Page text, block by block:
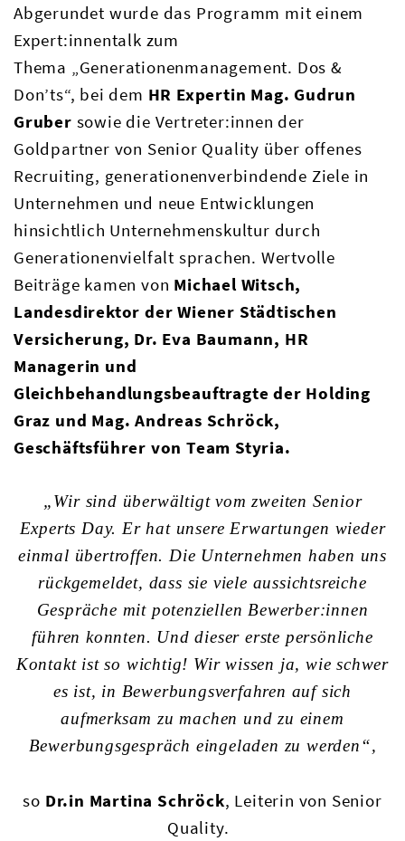
Abgerundet wurde das Programm mit einem
Expert:innentalk zum
Thema „Generationenmanagement. Dos &
Don’ts“, bei dem HR Expertin Mag. Gudrun
Gruber sowie die Vertreter:innen der
Goldpartner von Senior Quality über offenes
Recruiting, generationenverbindende Ziele in
Unternehmen und neue Entwicklungen
hinsichtlich Unternehmenskultur durch
Generationenvielfalt sprachen. Wertvolle
Beiträge kamen von Michael Witsch,
Landesdirektor der Wiener Städtischen
Versicherung, Dr. Eva Baumann, HR
Managerin und
Gleichbehandlungsbeauftragte der Holding
Graz und Mag. Andreas Schröck,
Geschäftsführer von Team Styria.
„Wir sind überwältigt vom zweiten Senior
Experts Day. Er hat unsere Erwartungen wieder
einmal übertroffen. Die Unternehmen haben uns
rückgemeldet, dass sie viele aussichtsreiche
Gespräche mit potenziellen Bewerber:innen
führen konnten. Und dieser erste persönliche
Kontakt ist so wichtig! Wir wissen ja, wie schwer
es ist, in Bewerbungsverfahren auf sich
aufmerksam zu machen und zu einem
Bewerbungsgespräch eingeladen zu werden“,
so Dr.in Martina Schröck, Leiterin von Senior
Quality.